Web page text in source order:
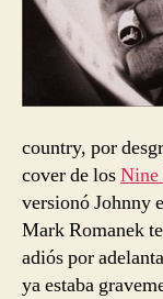
country, por
cover de los
versionó Johnny
Mark Romanek
adiós por
ya estaba